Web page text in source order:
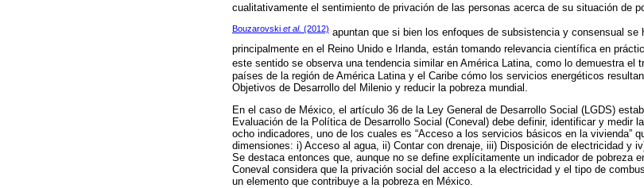
cualitativamente el sentimiento de privación de las personas acerca de su situación de
Bouzarovski et al. (2012) apuntan que si bien los enfoques de subsistencia y consensual se
principalmente en el Reino Unido e Irlanda, están tomando relevancia científica en
este sentido se observa una tendencia similar en América Latina, como lo demuestra el
países de la región de América Latina y el Caribe cómo los servicios energéticos
Objetivos de Desarrollo del Milenio y reducir la pobreza mundial.
En el caso de México, el artículo 36 de la Ley General de Desarrollo Social (LGDS)
Evaluación de la Política de Desarrollo Social (Coneval) debe definir, identificar y medir
ocho indicadores, uno de los cuales es “Acceso a los servicios básicos en la vivienda”
dimensiones: i) Acceso al agua, ii) Contar con drenaje, iii) Disposición de electricidad y
Se destaca entonces que, aunque no se define explícitamente un indicador de pobreza
Coneval considera que la privación social del acceso a la electricidad y el tipo de
un elemento que contribuye a la pobreza en México.